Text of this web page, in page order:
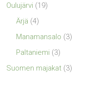
Oulujärvi (19)
Ärjä (4)
Manamansalo (3)
Paltaniemi (3)
Suomen majakat (3)